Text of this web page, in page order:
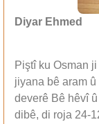
Diyar Ehmed
Piştî ku Osman
jiyana bê aram û
deverê Bê hêvî
dibê, di roja 24-